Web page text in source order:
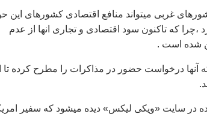
کشورهای غربی ميتواند منافع اقتصادی کشورهای اين
،چرا که تاکنون سود اقتصادی و تجاری انها از عدم
شده است .
درخواست حضور در مذاکرات را مطرح کرده تا
در سايت «ويکی ليکس» ديده ميشود که سفير